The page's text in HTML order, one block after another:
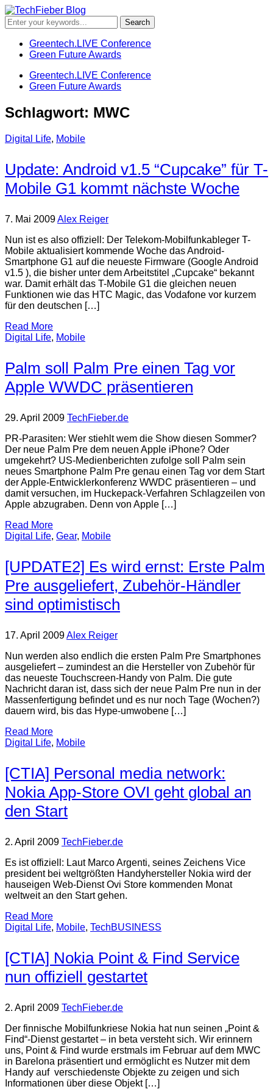
Greentech.LIVE Conference
Green Future Awards
Greentech.LIVE Conference
Green Future Awards
Schlagwort: MWC
Digital Life, Mobile
Update: Android v1.5 “Cupcake” für T-
Mobile G1 kommt nächste Woche
7. Mai 2009Alex Reiger
Nun ist es also offiziell: Der Telekom-Mobilfunkableger T-
Mobile aktualisiert kommende Woche das Android-
Smartphone G1 auf die neueste Firmware (Google Android
v1.5 ), die bisher unter dem Arbeitstitel „Cupcake“ bekannt
war. Damit erhält das T-Mobile G1 die gleichen neuen
Funktionen wie das HTC Magic, das Vodafone vor kurzem
für den deutschen […]
Read More
Digital Life, Mobile
Palm soll Palm Pre einen Tag vor
Apple WWDC präsentieren
29. April 2009 TechFieber.de
PR-Parasiten: Wer stiehlt wem die Show diesen Sommer?
Der neue Palm Pre dem neuen Apple iPhone? Oder
umgekehrt? US-Medienberichten zufolge soll Palm sein
neues Smartphone Palm Pre genau einen Tag vor dem Start
der Apple-Entwicklerkonferenz WWDC präsentieren – und
damit versuchen, im Huckepack-Verfahren Schlagzeilen von
Apple abzugraben. Denn von Apple […]
Read More
Digital Life, Gear, Mobile
[UPDATE2] Es wird ernst: Erste Palm
Pre ausgeliefert, Zubehör-Händler
sind optimistisch
17. April 2009Alex Reiger
Nun werden also endlich die ersten Palm Pre Smartphones
ausgeliefert – zumindest an die Hersteller von Zubehör für
das neueste Touchscreen-Handy von Palm. Die gute
Nachricht daran ist, dass sich der neue Palm Pre nun in der
Massenfertigung befindet und es nur noch Tage (Wochen?)
dauern wird, bis das Hype-umwobene […]
Read More
Digital Life, Mobile
[CTIA] Personal media network:
Nokia App-Store OVI geht global an
den Start
2. April 2009 TechFieber.de
Es ist offiziell: Laut Marco Argenti, seines Zeichens Vice
president bei weltgrößten Handyhersteller Nokia wird der
hauseigen Web-Dienst Ovi Store kommenden Monat
weltweit an den Start gehen.
Read More
Digital Life, Mobile, TechBUSINESS
[CTIA] Nokia Point & Find Service
nun offiziell gestartet
2. April 2009 TechFieber.de
Der finnische Mobilfunkriese Nokia hat nun seinen „Point &
Find“-Dienst gestartet – in beta versteht sich. Wir erinnern
uns, Point & Find wurde erstmals im Februar auf dem MWC
in Barelona präsentiert und ermöglicht es Nutzer mit dem
Handy auf verschiedenste Objekte zu zeigen und sich
Informationen über diese Objekt […]